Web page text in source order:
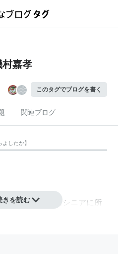
村嘉孝
このタグでブログを書く
関連ブログ
よしたか】
平中時代は豊田シニアに所
きを読む